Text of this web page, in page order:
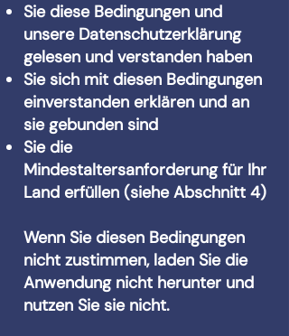
Sie diese Bedingungen und
unsere Datenschutzerklärung
gelesen und verstanden haben
Sie sich mit diesen Bedingungen
einverstanden erklären und an
sie gebunden sind
Sie die
Mindestaltersanforderung für Ihr
Land erfüllen (siehe Abschnitt 4)
Wenn Sie diesen Bedingungen
nicht zustimmen, laden Sie die
Anwendung nicht herunter und
nutzen Sie sie nicht.